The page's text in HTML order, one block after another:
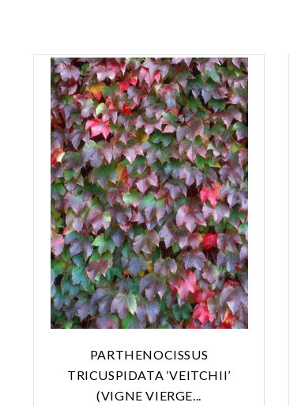
PARTHENOCISSUS
TRICUSPIDATA ‘VEITCHII’
(VIGNE VIERGE...